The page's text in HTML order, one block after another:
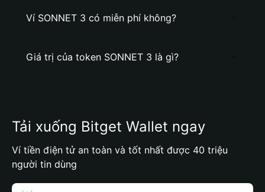
Ví SONNET 3 có miễn phí không?
Giá trị của token SONNET 3 là gì?
Tải xuống Bitget Wallet ngay
Ví tiền điện tử an toàn và tốt nhất được 40 triệu
người tin dùng